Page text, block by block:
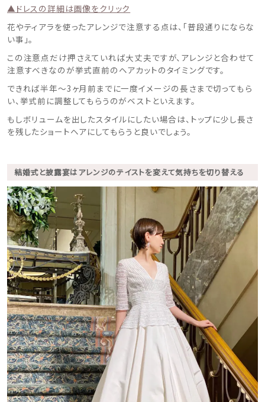
▲ドレスの詳細は画像をクリック
花やティアラを使ったアレンジで注意する点は、「普段通りにならな
い事」。
この注意点だけ押さえていれば大丈夫ですが、アレンジと合わせて
注意すべきなのが挙式直前のヘアカットのタイミングです。
できれば半年〜3ヶ月前までに一度イメージの長さまで切ってもら
い、挙式前に調整してもらうのがベストといえます。
もしボリュームを出したスタイルにしたい場合は、トップに少し長さ
を残したショートヘアにしてもらうと良いでしょう。
結婚式と披露宴はアレンジのテイストを変えて気持ちを切り替える